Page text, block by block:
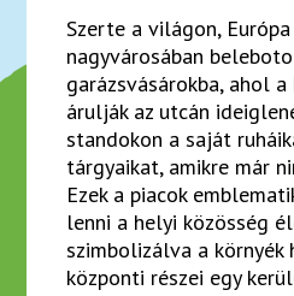
hol?
gyik
Szerte a világon,
nagyvárosában
garázsvásárokba, ahol
árulják az utcán
standokon a saját
tárgyaikat, amikre már
Ezek a piacok
lenni a helyi közösség
szimbolizálva a környék
központi részei egy